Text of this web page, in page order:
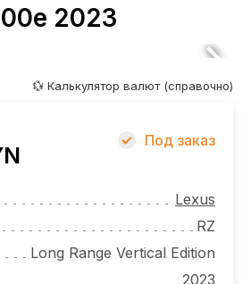
2023
💱 Калькулятор валют (справочно)
Под заказ
Lexus
RZ
Long Range Vertical Edition
2023